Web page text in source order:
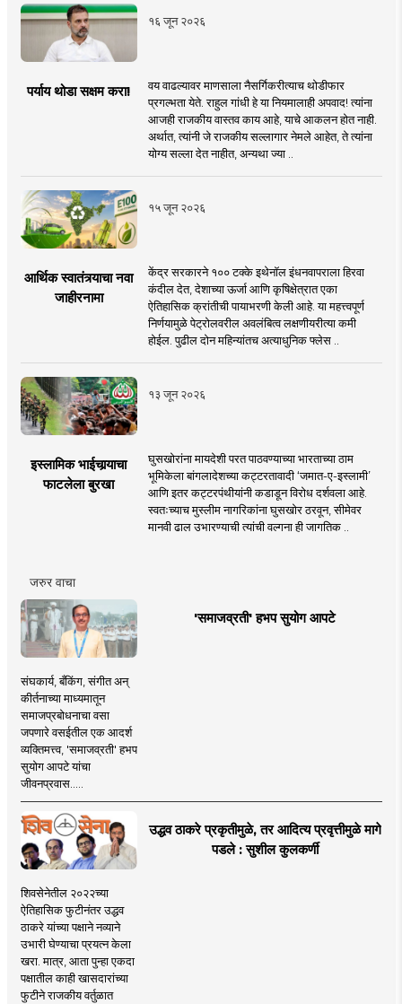
१६ जून २०२६
पर्याय थोडा सक्षम करा!
वय वाढल्यावर माणसाला नैसर्गिकरीत्याच थोडीफार
प्रगल्भता येते. राहुल गांधी हे या नियमालाही अपवाद! त्यांना
आजही राजकीय वास्तव काय आहे, याचे आकलन होत नाही.
अर्थात, त्यांनी जे राजकीय सल्लागार नेमले आहेत, ते त्यांना
योग्य सल्ला देत नाहीत, अन्यथा ज्या ..
१५ जून २०२६
आर्थिक स्वातंत्र्याचा नवा
जाहीरनामा
केंद्र सरकारने १०० टक्के इथेनॉल इंधनवापराला हिरवा
कंदील देत, देशाच्या ऊर्जा आणि कृषिक्षेत्रात एका
ऐतिहासिक क्रांतीची पायाभरणी केली आहे. या महत्त्वपूर्ण
निर्णयामुळे पेट्रोलवरील अवलंबित्व लक्षणीयरीत्या कमी
होईल. पुढील दोन महिन्यांतच अत्याधुनिक फ्लेस ..
१३ जून २०२६
इस्लामिक भाईचार्‍याचा
फाटलेला बुरखा
घुसखोरांना मायदेशी परत पाठवण्याच्या भारताच्या ठाम
भूमिकेला बांगलादेशच्या कट्टरतावादी ‘जमात-ए-इस्लामी’
आणि इतर कट्टरपंथीयांनी कडाडून विरोध दर्शवला आहे.
स्वतःच्याच मुस्लीम नागरिकांना घुसखोर ठरवून, सीमेवर
मानवी ढाल उभारण्याची त्यांची वल्गना ही जागतिक ..
जरुर वाचा
'समाजव्रती' हभप सुयोग आपटे
संघकार्य, बँकिंग, संगीत अन्
कीर्तनाच्या माध्यमातून
समाजप्रबोधनाचा वसा
जपणारे वसईतील एक आदर्श
व्यक्तिमत्त्व, 'समाजव्रती' हभप
सुयोग आपटे यांचा
जीवनप्रवास.....
उद्धव ठाकरे प्रकृतीमुळे, तर आदित्य प्रवृत्तीमुळे मागे
पडले : सुशील कुलकर्णी
शिवसेनेतील २०२२च्या
ऐतिहासिक फुटीनंतर उद्धव
ठाकरे यांच्या पक्षाने नव्याने
उभारी घेण्याचा प्रयत्न केला
खरा. मात्र, आता पुन्हा एकदा
पक्षातील काही खासदारांच्या
फुटीने राजकीय वर्तुळात